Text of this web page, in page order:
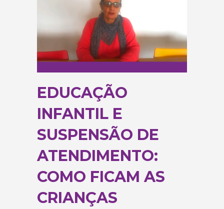
EDUCAÇÃO
INFANTIL E
SUSPENSÃO DE
ATENDIMENTO:
COMO FICAM AS
CRIANÇAS